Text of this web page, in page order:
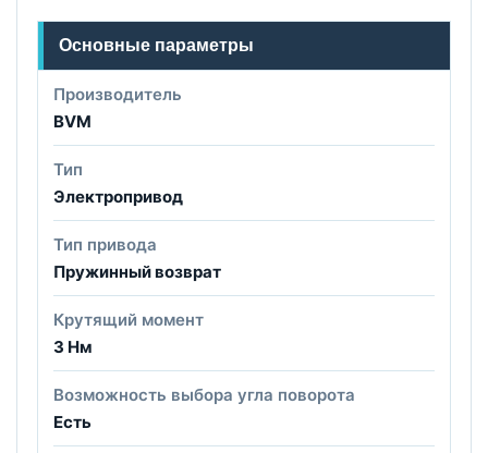
Основные параметры
Производитель
BVM
Тип
Электропривод
Тип привода
Пружинный возврат
Крутящий момент
3 Нм
Возможность выбора угла поворота
Есть